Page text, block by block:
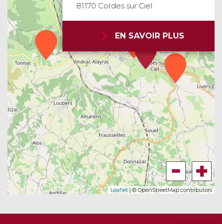
81170 Cordes sur Ciel
EN SAVOIR PLUS
Leaflet | © OpenStreetMap contributors